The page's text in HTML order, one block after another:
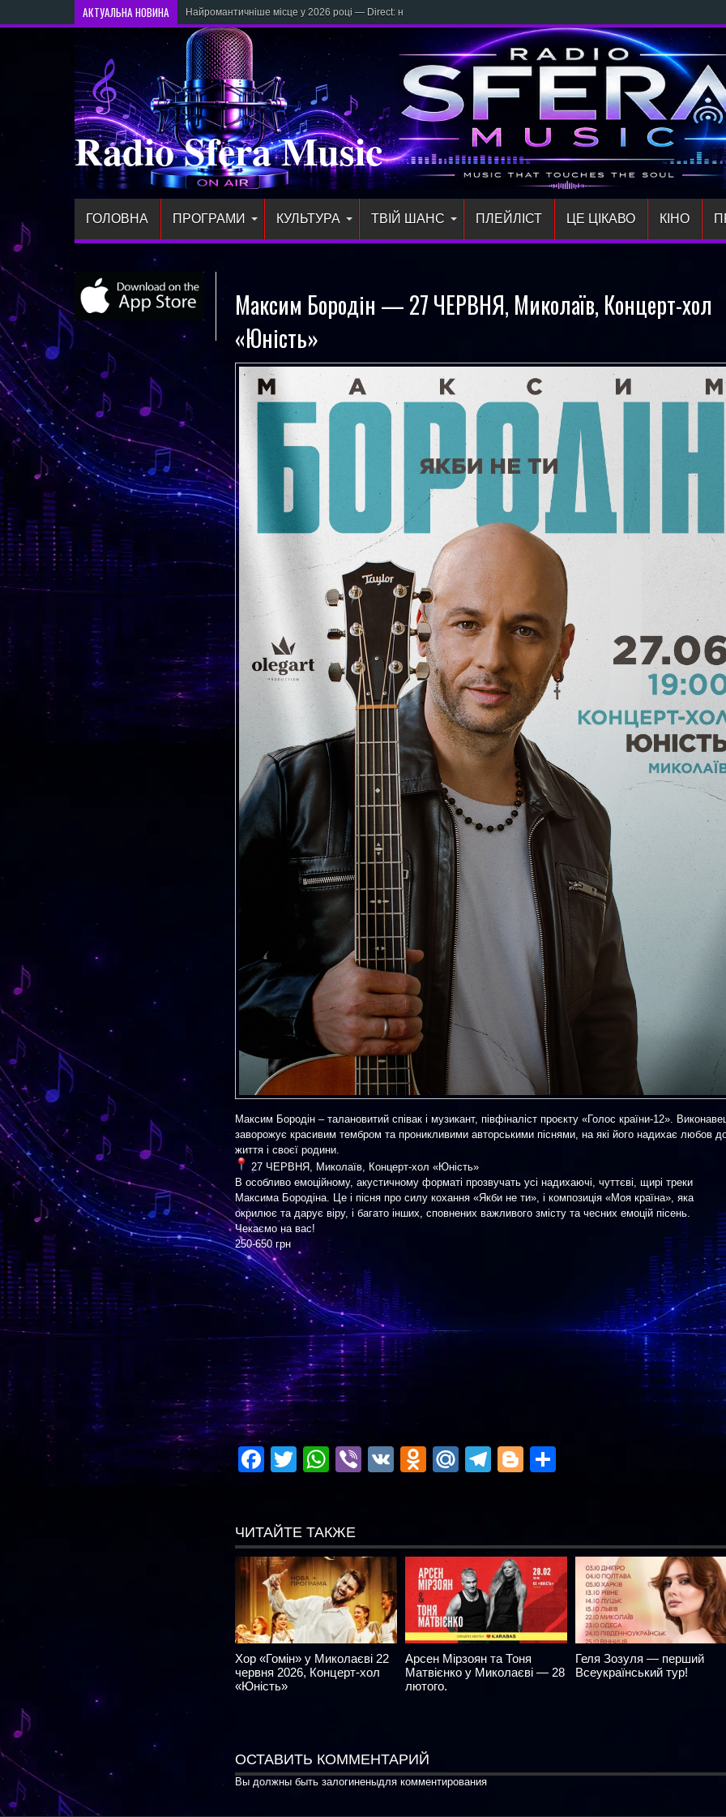
АКТУАЛЬНА НОВИНА Найромантичніше місце у 2026 році — Direct: новий трек NICOLE
Radio Sfera Music
ГОЛОВНА ПРОГРАМИ КУЛЬТУРА ТВІЙ ШАНС ПЛЕЙЛIСТ ЦЕ ЦІКАВО КІНО
Максим Бородін — 27 ЧЕРВНЯ, Миколаїв, Концерт-хол
«Юність»
Максим Бородін – талановитий співак і музикант, півфіналіст проєкту «Голос країни-12».
заворожує красивим тембром та проникливими авторськими піснями, на які його надихає любов
життя і своєї родини.
27 ЧЕРВНЯ, Миколаїв, Концерт-хол «Юність»
В особливо емоційному, акустичному форматі прозвучать усі надихаючі, чуттєві, щирі треки
Максима Бородіна. Це і пісня про силу кохання «Якби не ти», і композиція «Моя країна», яка
окрилює та дарує віру, і багато інших, сповнених важливого змісту та чесних емоцій пісень.
Чекаємо на вас!
250-650 грн
Facebook
TwitterWhatsApp
Viber
VK Odnoklassniki
Mail.Ru
Telegram
Blogger
ЧИТАЙТЕ ТАКЖЕ
Хор «Гомін» у Миколаєві 22
червня 2026, Концерт-хол
«Юність»
Арсен Мірзоян та Тоня
Матвієнко у Миколаєві — 28
лютого.
Геля Зозуля — перший
Всеукраїнський тур!
ОСТАВИТЬ КОММЕНТАРИЙ
Вы должны быть залогиненыдля комментирования